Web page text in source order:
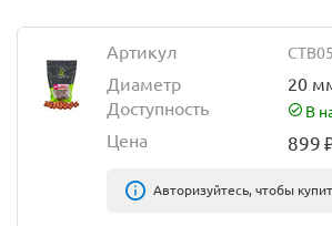
Артикул
Диаметр
20
Доступность
В
Цена 899
Авторизуйтесь, чтобы